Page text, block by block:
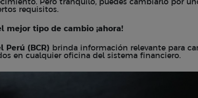
Pero tranquilo, puedes cambiarlo por
requisitos.
mejor tipo de cambio ¡ahora!
Perú (BCR) brinda información relevante para
en cualquier oficina del sistema financiero.